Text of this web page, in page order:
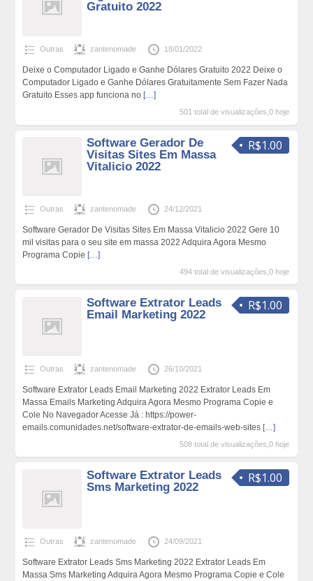
Gratuito 2022
Outras zantenomade 18/01/2022
Deixe o Computador Ligado e Ganhe Dólares Gratuito 2022 Deixe o
Computador Ligado e Ganhe Dólares Gratuitamente Sem Fazer Nada
Gratuito Esses app funciona no […]
501 total de visualizações,0 hoje
R$1.00
Software Gerador De
Visitas Sites Em Massa
Vitalicio 2022
Outras zantenomade 24/12/2021
Software Gerador De Visitas Sites Em Massa Vitalicio 2022 Gere 10
mil visitas para o seu site em massa 2022 Adquira Agora Mesmo
Programa Copie […]
494 total de visualizações,0 hoje
R$1.00
Software Extrator Leads
Email Marketing 2022
Outras zantenomade 26/10/2021
Software Extrator Leads Email Marketing 2022 Extrator Leads Em
Massa Emails Marketing Adquira Agora Mesmo Programa Copie e
Cole No Navegador Acesse Já : https://power-
emails.comunidades.net/software-extrator-de-emails-web-sites […]
508 total de visualizações,0 hoje
R$1.00
Software Extrator Leads
Sms Marketing 2022
Outras zantenomade 24/09/2021
Software Extrator Leads Sms Marketing 2022 Extrator Leads Em
Massa Sms Marketing Adquira Agora Mesmo Programa Copie e Cole